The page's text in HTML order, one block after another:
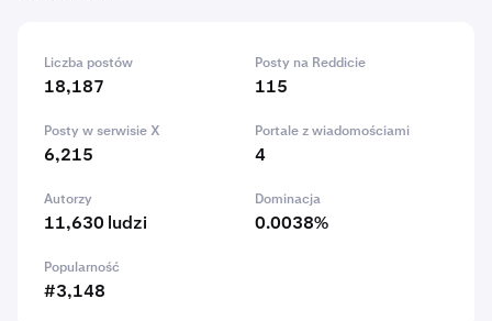
Liczba postów
18,187
Posty na Reddicie
115
Posty w serwisie X
6,215
Portale z wiadomościami
4
Autorzy
11,630 ludzi
Dominacja
0.0038%
Popularność
#3,148